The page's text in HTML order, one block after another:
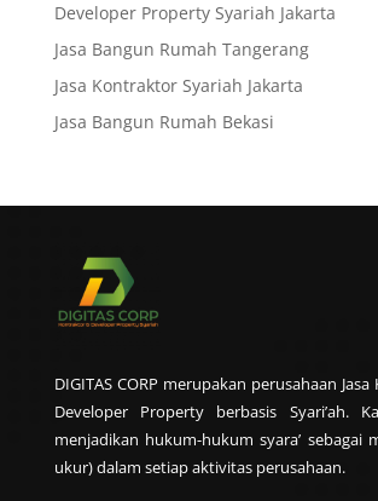
Developer Property Syariah Jakarta
Jasa Bangun Rumah Tangerang
Jasa Kontraktor Syariah Jakarta
Jasa Bangun Rumah Bekasi
DIGITAS CORP merupakan perusahaan
Developer Property berbasis Syari’ah.
menjadikan hukum-hukum syara’ sebagai
ukur) dalam setiap aktivitas perusahaan.